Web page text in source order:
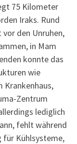
75 Kilometer
Iraks. Rund
vor den Unruhen,
in Mam
konnte das
wie
Krankenhaus,
Zentrum
lediglich
fehlt während
für Kühlsysteme,